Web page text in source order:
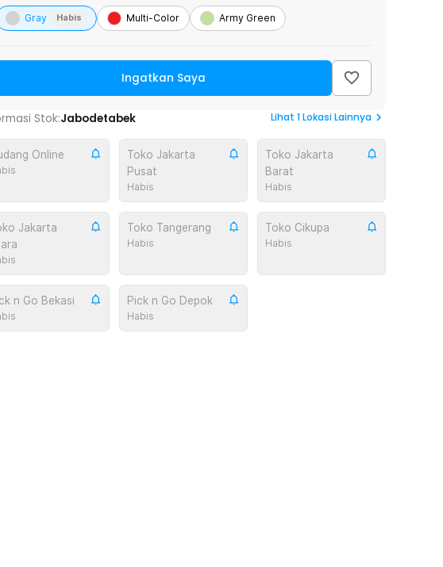
Gray Habis Multi-Color Army Green
Ingatkan Saya
Stok:Jabodetabek Lihat 1Lokasi Lainnya
Online
Toko Jakarta
Pusat
Habis
Toko Jakarta
Barat
Habis
Jakarta
Toko Tangerang
Habis
Toko Cikupa
Habis
n Go Bekasi Pick n Go Depok
Habis